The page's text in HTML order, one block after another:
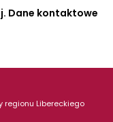
Dane kontaktowe
regionu Libereckiego